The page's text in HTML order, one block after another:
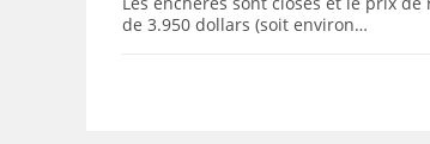
de 3.950 dollars (soit environ…